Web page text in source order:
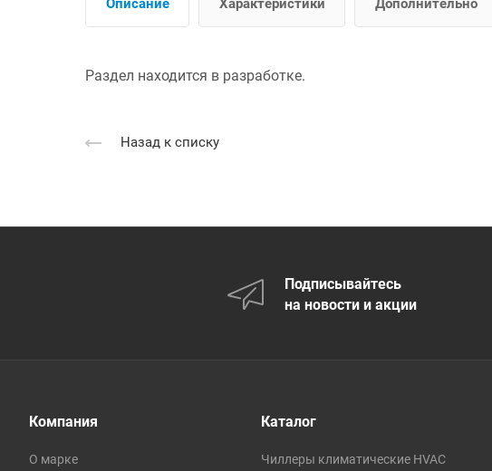
Описание Характеристики Дополнительно
Раздел находится в разработке.
Назад к списку
Подписывайтесь
на новости и акции
Компания
О марке
Каталог
Чиллеры климатические HVAC